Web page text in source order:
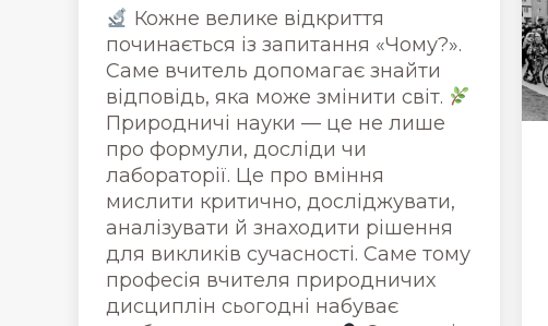
Кожне велике відкриття
починається із запитання «Чому?».
Саме вчитель допомагає знайти
відповідь, яка може змінити світ.
Природничі науки — це не лише
про формули, досліди чи
лабораторії. Це про вміння
мислити критично, досліджувати,
аналізувати й знаходити рішення
для викликів сучасності. Саме тому
професія вчителя природничих
дисциплін сьогодні набуває